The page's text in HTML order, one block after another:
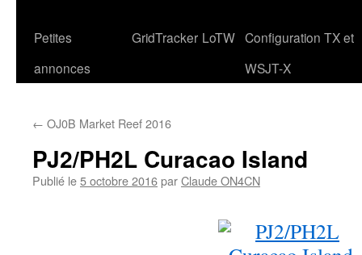
Petites
annonces
GridTracker LoTW Configuration TX et
WSJT-X
← OJ0B Market Reef 2016
PJ2/PH2L Curacao Island
Publié le5 octobre 2016parClaude ON4CN